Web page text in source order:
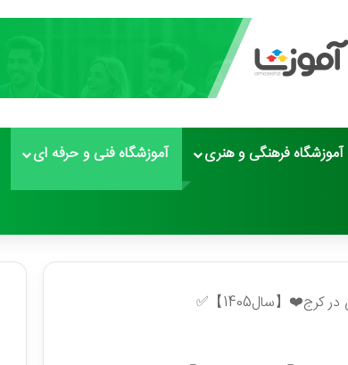
آموزشگاه فرهنگی و هنری آموزشگاه فنی و حرفه ای